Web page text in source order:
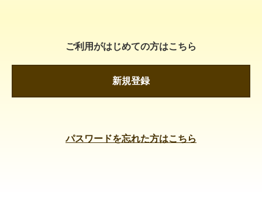
ご利用がはじめての方はこちら
新規登録
パスワードを忘れた方はこちら